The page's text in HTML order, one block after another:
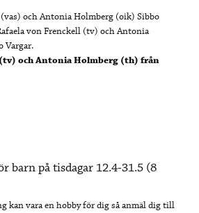
och Antonia Holmberg (th) från
barn på tisdagar 12.4-31.5 (8
kan vara en hobby för dig så anmäl dig till